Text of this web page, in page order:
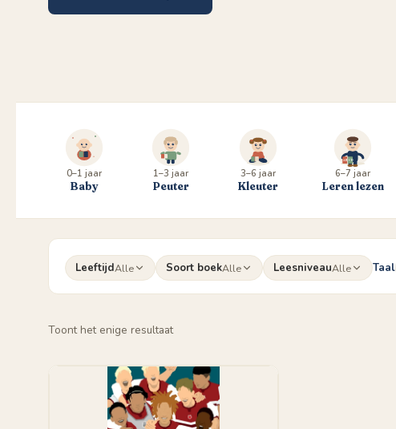
0–1 jaar
Baby
1–3 jaar
Peuter
3–6 jaar
Kleuter
6–7 jaar
Leren lezen
LeeftijdAlle Soort boekAlle LeesniveauAlle Taal
Toont het enige resultaat